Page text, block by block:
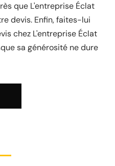
que L'entreprise Éclat
devis. Enfin, faites-lui
chez L'entreprise Éclat
sa générosité ne dure